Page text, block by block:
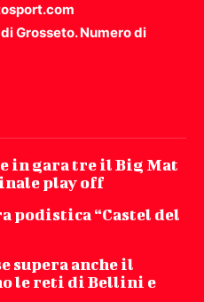
Grosseto. Numero di
in gara tre il Big Mat
play off
podistica “Castel del
supera anche il
le reti di Bellini e